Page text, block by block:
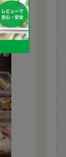
て頂き、
す。
した。